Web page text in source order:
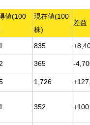
値(100
現在値(100
株)
差益
835
365 -
1,726
352 +100